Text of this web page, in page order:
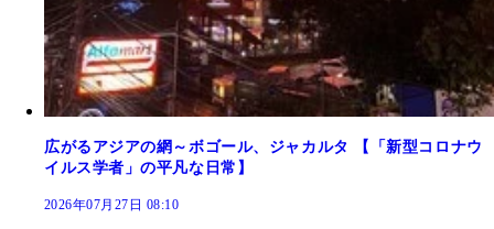
広がるアジアの網～ボゴール、ジャカルタ 【「新型コロナウ
イルス学者」の平凡な日常】
2026年07月27日 08:10